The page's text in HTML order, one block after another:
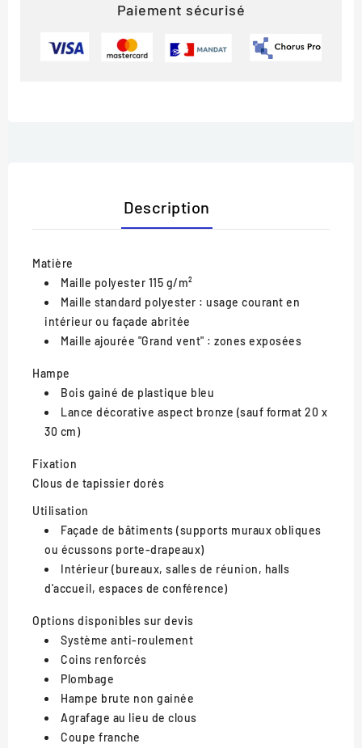
Paiement sécurisé
Description
Matière
Maille polyester 115 g/m²
Maille standard polyester : usage courant en
intérieur ou façade abritée
Maille ajourée "Grand vent" : zones exposées
Hampe
Bois gainé de plastique bleu
Lance décorative aspect bronze (sauf format 20 x
30 cm)
Fixation
Clous de tapissier dorés
Utilisation
Façade de bâtiments (supports muraux obliques
ou écussons porte-drapeaux)
Intérieur (bureaux, salles de réunion, halls
d'accueil, espaces de conférence)
Options disponibles sur devis
Système anti-roulement
Coins renforcés
Plombage
Hampe brute non gainée
Agrafage au lieu de clous
Coupe franche